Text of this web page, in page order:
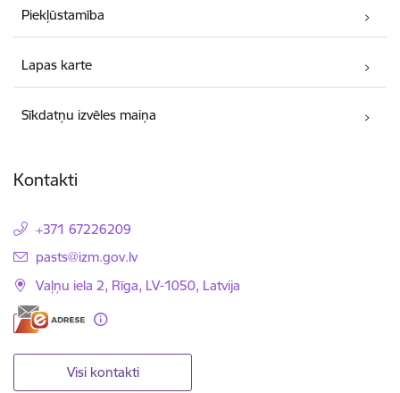
Piekļūstamība
Lapas karte
Sīkdatņu izvēles maiņa
Kontakti
+371 67226209
E-pasts:
pasts@izm.gov.lv
Vaļņu iela 2, Rīga, LV-1050, Latvija
Visi kontakti